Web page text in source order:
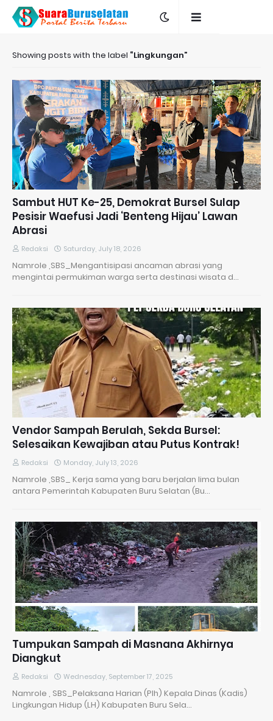
Showing posts with the label Lingkungan
Sambut HUT Ke-25, Demokrat Bursel Sulap
Pesisir Waefusi Jadi ‘Benteng Hijau’ Lawan
Abrasi
Redaksi Saturday, July 18, 2026
Namrole ,SBS_Mengantisipasi ancaman abrasi yang
mengintai permukiman warga serta destinasi wisata d…
Vendor Sampah Berulah, Sekda Bursel:
Selesaikan Kewajiban atau Putus Kontrak!
Redaksi Monday, July 13, 2026
Namrole ,SBS_ Kerja sama yang baru berjalan lima bulan
antara Pemerintah Kabupaten Buru Selatan (Bu…
Tumpukan Sampah di Masnana Akhirnya
Diangkut
Redaksi Wednesday, September 17, 2025
Namrole , SBS_Pelaksana Harian (Plh) Kepala Dinas (Kadis)
Lingkungan Hidup (LH) Kabupaten Buru Sela…